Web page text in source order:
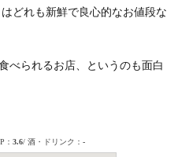
どれも新鮮で良心的なお値段な
べられるお店、というのも面白